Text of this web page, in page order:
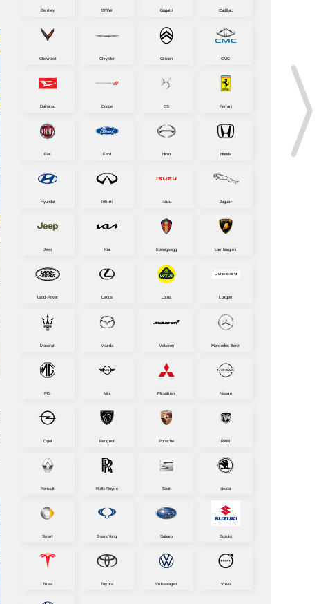
Bentley BMW Bugatti Cadillac
Chevrolet Chrysler Citroen CMC
Daihatsu Dodge DS Ferrari
Fiat Ford Hino Honda
Hyundai Infiniti Isuzu Jaguar
Jeep Kia Koenigsegg Lamborghini
Land-Rover Lexus Lotus Luxgen
Maserati Mazda McLaren Mercedes-Benz
MG Mini Mitsubishi Nissan
Opel Peugeot Porsche RAM
Renault Rolls-Royce Seat skoda
Smart SsangYong Subaru Suzuki
Tesla Toyota Volkswagen Volvo